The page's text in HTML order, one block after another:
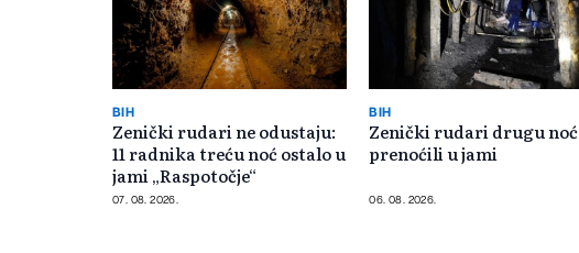
BIH
Zenički rudari ne odustaju:
11 radnika treću noć ostalo u
jami „Raspotočje“
07. 08. 2026.
BIH
Zenički rudari drugu noć
prenoćili u jami
06. 08. 2026.